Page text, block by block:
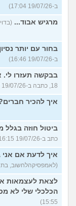
ב-19/07/26 17:04)
מרגיש אבוד... (בדוי 30, בן 30, כתב ב-19/07/26 16:55)
בחור עם יותר
ב-19/07/26 16:46)
בבקשה תעזרו לי.
18, כתבה ב-19/07/26 16:37)
איך להכיר
ביטול חוזה בגלל
כתב ב-19/07/26 16:15)
איך לדעת אם אני
(לאמפסיקהלחשוב, בת 21, כתבה ב-19/07/26 16:04)
לצאת לעצמאות
הכלכלי שלי לא
15:55)